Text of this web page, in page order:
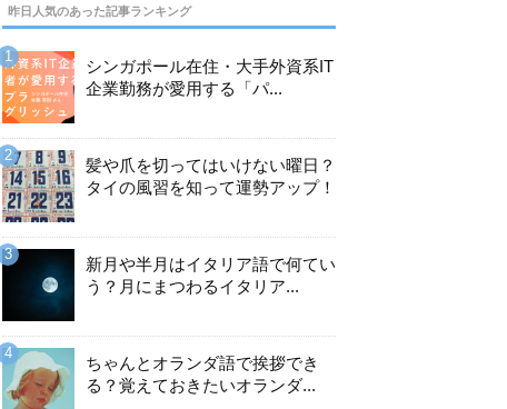
昨日人気のあった記事ランキング
シンガポール在住・大手外資系IT
企業勤務が愛用する「パ...
髪や爪を切ってはいけない曜日？
タイの風習を知って運勢アップ！
新月や半月はイタリア語で何てい
う？月にまつわるイタリア...
ちゃんとオランダ語で挨拶でき
る？覚えておきたいオランダ...